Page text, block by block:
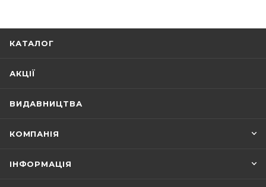
КАТАЛОГ
АКЦІЇ
ВИДАВНИЦТВА
КОМПАНІЯ
ІНФОРМАЦІЯ